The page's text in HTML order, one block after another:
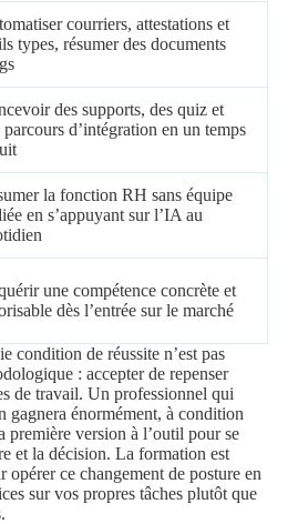
courriers, attestations et
types, résumer des documents
des supports, des quiz et
parcours d’intégration en un temps
la fonction RH sans équipe
en s’appuyant sur l’IA au
une compétence concrète et
dès l’entrée sur le marché
condition de réussite n’est pas
: accepter de repenser
de travail. Un professionnel qui
gagnera énormément, à condition
première version à l’outil pour se
et la décision. La formation est
opérer ce changement de posture en
sur vos propres tâches plutôt que